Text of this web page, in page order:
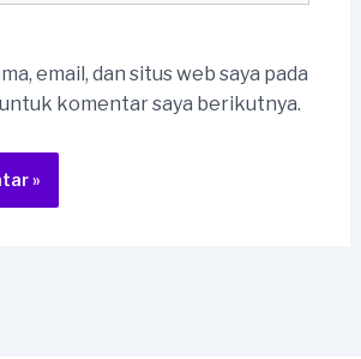
email, dan situs web saya pada
komentar saya berikutnya.